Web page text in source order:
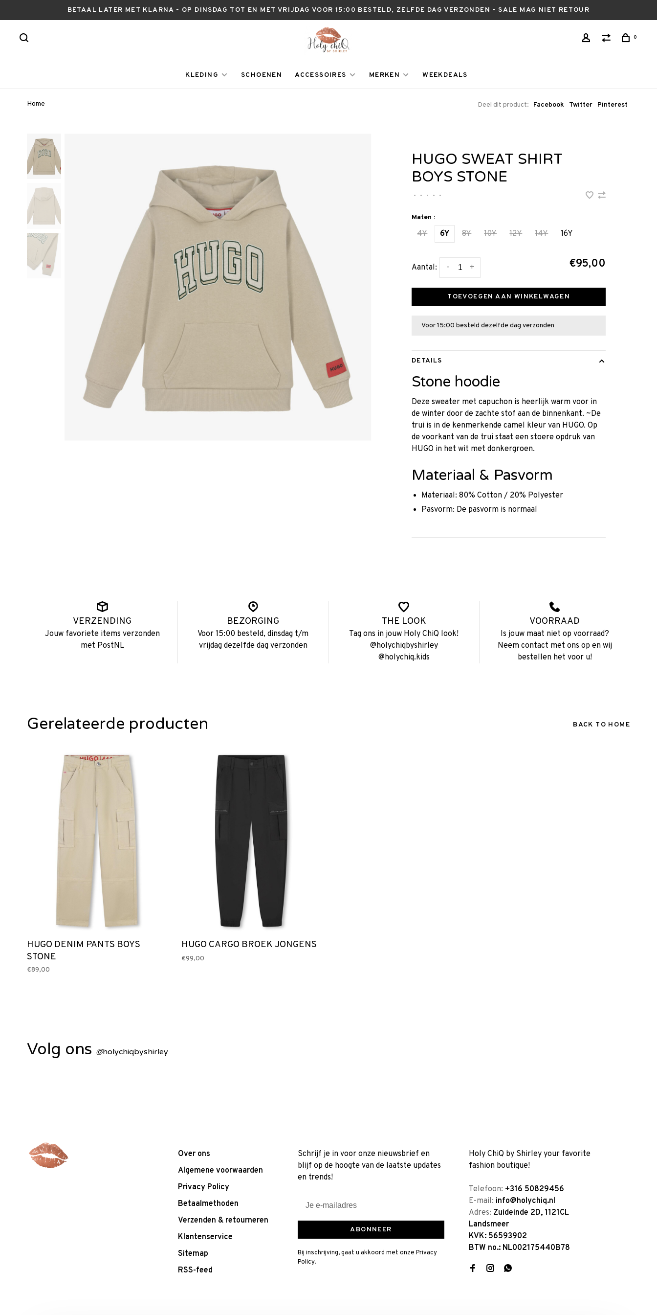
BETAAL LATER MET KLARNA - OP DINSDAG TOT EN MET VRIJDAG VOOR 15:00 BESTELD, ZELFDE DAG VERZONDEN - SALE MAG NIET RETOUR
0
KLEDING SCHOENEN ACCESSOIRES MERKEN WEEKDEALS
Home Deel dit product: Facebook Twitter Pinterest
HUGO SWEAT SHIRT
BOYS STONE
• • • • •
Maten :
4Y 6Y 8Y 10Y 12Y 14Y 16Y
Aantal: +
- €95,00
TOEVOEGEN AAN WINKELWAGEN
Voor 15:00 besteld dezelfde dag verzonden
DETAILS
Stone hoodie
Deze sweater met capuchon is heerlijk warm voor in
de winter door de zachte stof aan de binnenkant. ~De
trui is in de kenmerkende camel kleur van HUGO. Op
de voorkant van de trui staat een stoere opdruk van
HUGO in het wit met donkergroen.
Materiaal & Pasvorm
Materiaal: 80% Cotton / 20% Polyester
Pasvorm: De pasvorm is normaal
VERZENDING
Jouw favoriete items verzonden
met PostNL
BEZORGING
Voor 15:00 besteld, dinsdag t/m
vrijdag dezelfde dag verzonden
THE LOOK
Tag ons in jouw Holy ChiQ look!
@holychiqbyshirley
@holychiq.kids
VOORRAAD
Is jouw maat niet op voorraad?
Neem contact met ons op en wij
bestellen het voor u!
Gerelateerde producten BACK TO HOME
HUGO DENIM PANTS BOYS
STONE
€89,00
HUGO CARGO BROEK JONGENS
€99,00
Volg ons @holychiqbyshirley
Over ons
Algemene voorwaarden
Privacy Policy
Betaalmethoden
Verzenden & retourneren
Klantenservice
Sitemap
RSS-feed
Schrijf je in voor onze nieuwsbrief en
blijf op de hoogte van de laatste updates
en trends!
ABONNEER
Bij inschrijving, gaat u akkoord met onze Privacy
Policy.
Holy ChiQ by Shirley your favorite
fashion boutique!
Telefoon: +316 50829456
E-mail: info@holychiq.nl
Adres: Zuideinde 2D, 1121CL
Landsmeer
KVK: 56593902
BTW no.: NL002175440B78